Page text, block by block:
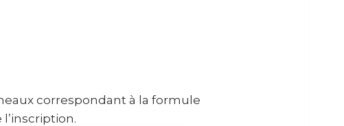
correspondant à la formule